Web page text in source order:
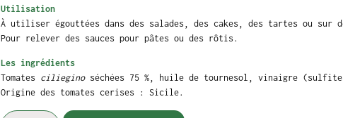
Utilisation
À utiliser égouttées dans des salades, des cakes, des tartes ou sur
Pour relever des sauces pour pâtes ou des rôtis.
Les ingrédients
Tomates cilieginoséchées 75 %, huile de tournesol, vinaigre
Origine des tomates cerises : Sicile.